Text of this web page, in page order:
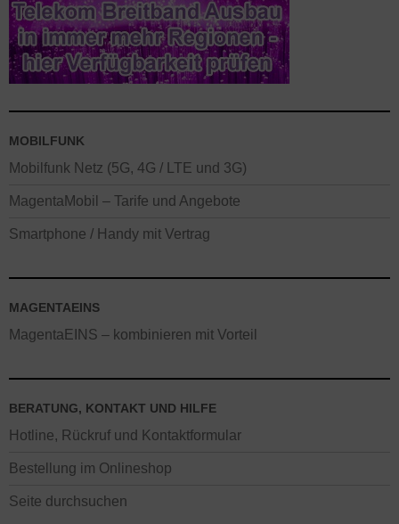
MOBILFUNK
Mobilfunk Netz (5G, 4G / LTE und 3G)
MagentaMobil – Tarife und Angebote
Smartphone / Handy mit Vertrag
MAGENTAEINS
MagentaEINS – kombinieren mit Vorteil
BERATUNG, KONTAKT UND HILFE
Hotline, Rückruf und Kontaktformular
Bestellung im Onlineshop
Seite durchsuchen